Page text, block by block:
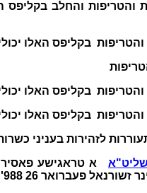
והטריפות והחלב בקליפס
בקליפס האלו
בקליפס האלו
בקליפס האלו
לזהירות בעניני
א טראגישע
פעברואר 26 988'